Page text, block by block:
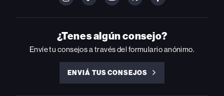
ON
INSTAGRAM
ON
YOUTUBE
ON
YOUTUBE
ON
ON
FACEBOOK
¿Tenes algún consejo?
Envíe tu consejos a través del formulario anónimo.
ENVIÁ TUS CONSEJOS
ENVIÁ